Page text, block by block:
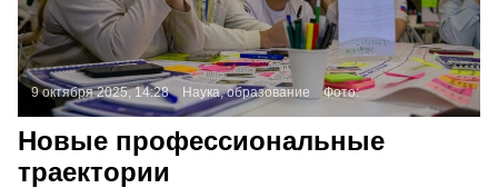
9 октября 2025, 14:28 Наука, образование Фото:
Новые профессиональные
траектории